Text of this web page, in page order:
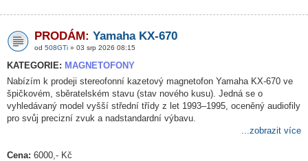
PRODÁM: Yamaha KX-670
od 508GTi » 03 srp 2026 08:15
KATEGORIE: MAGNETOFONY
Nabízím k prodeji stereofonní kazetový magnetofon Yamaha KX-670 ve
špičkovém, sběratelském stavu (stav nového kusu). Jedná se o
vyhledávaný model vyšší střední třídy z let 1993–1995, oceněný audiofily
pro svůj precizní zvuk a nadstandardní výbavu.
...zobrazit více
Cena: 6000,- Kč